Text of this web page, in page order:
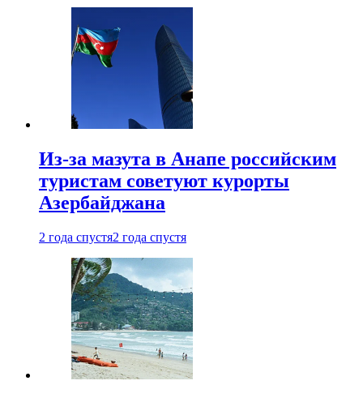
Из-за мазута в Анапе российским
туристам советуют курорты
Азербайджана
2 года спустя2 года спустя